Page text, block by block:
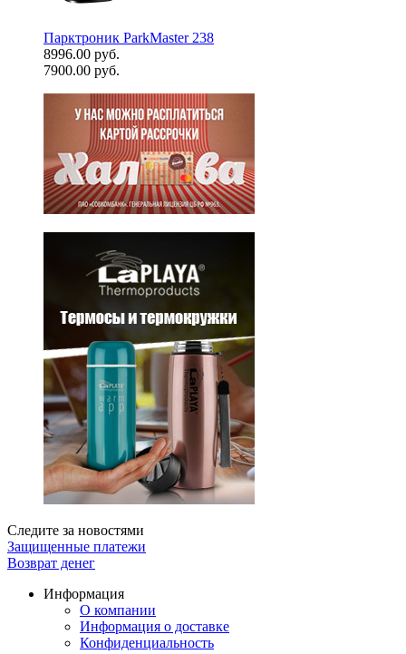
Парктроник ParkMaster 238
8996.00 руб.
7900.00 руб.
Следите за новостями
Защищенные платежи
Возврат денег
Информация
О компании
Информация о доставке
Конфиденциальность